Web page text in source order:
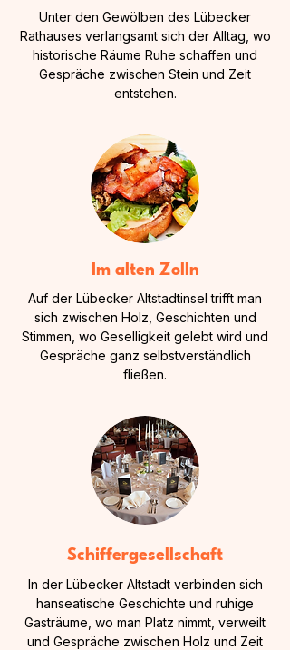
Unter den Gewölben des Lübecker
Rathauses verlangsamt sich der Alltag, wo
historische Räume Ruhe schaffen und
Gespräche zwischen Stein und Zeit
entstehen.
Im alten Zolln
Auf der Lübecker Altstadtinsel trifft man
sich zwischen Holz, Geschichten und
Stimmen, wo Geselligkeit gelebt wird und
Gespräche ganz selbstverständlich
fließen.
Schiffergesellschaft
In der Lübecker Altstadt verbinden sich
hanseatische Geschichte und ruhige
Gasträume, wo man Platz nimmt, verweilt
und Gespräche zwischen Holz und Zeit